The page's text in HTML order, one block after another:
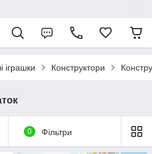
іграшки Конструктори
0 Фільтри